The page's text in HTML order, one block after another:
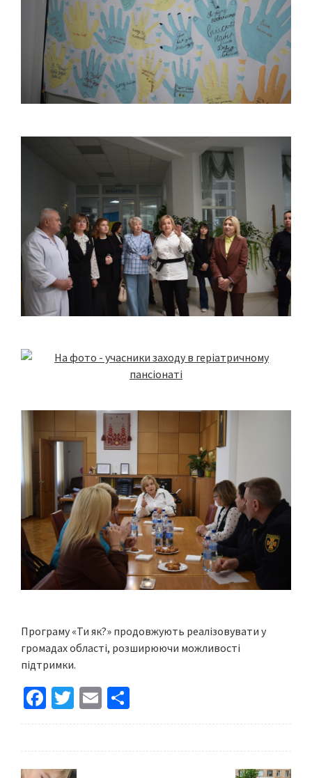
Програму «Ти як?» продовжують реалізовувати у
громадах області, розширюючи можливості
підтримки.
Fa
ce
o
T
wi
er
E
m h